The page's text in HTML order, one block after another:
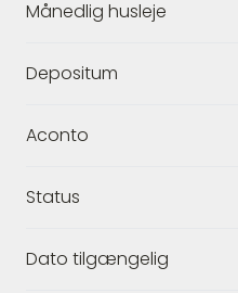
Månedlig husleje
Depositum
Aconto
Status
Dato tilgængelig